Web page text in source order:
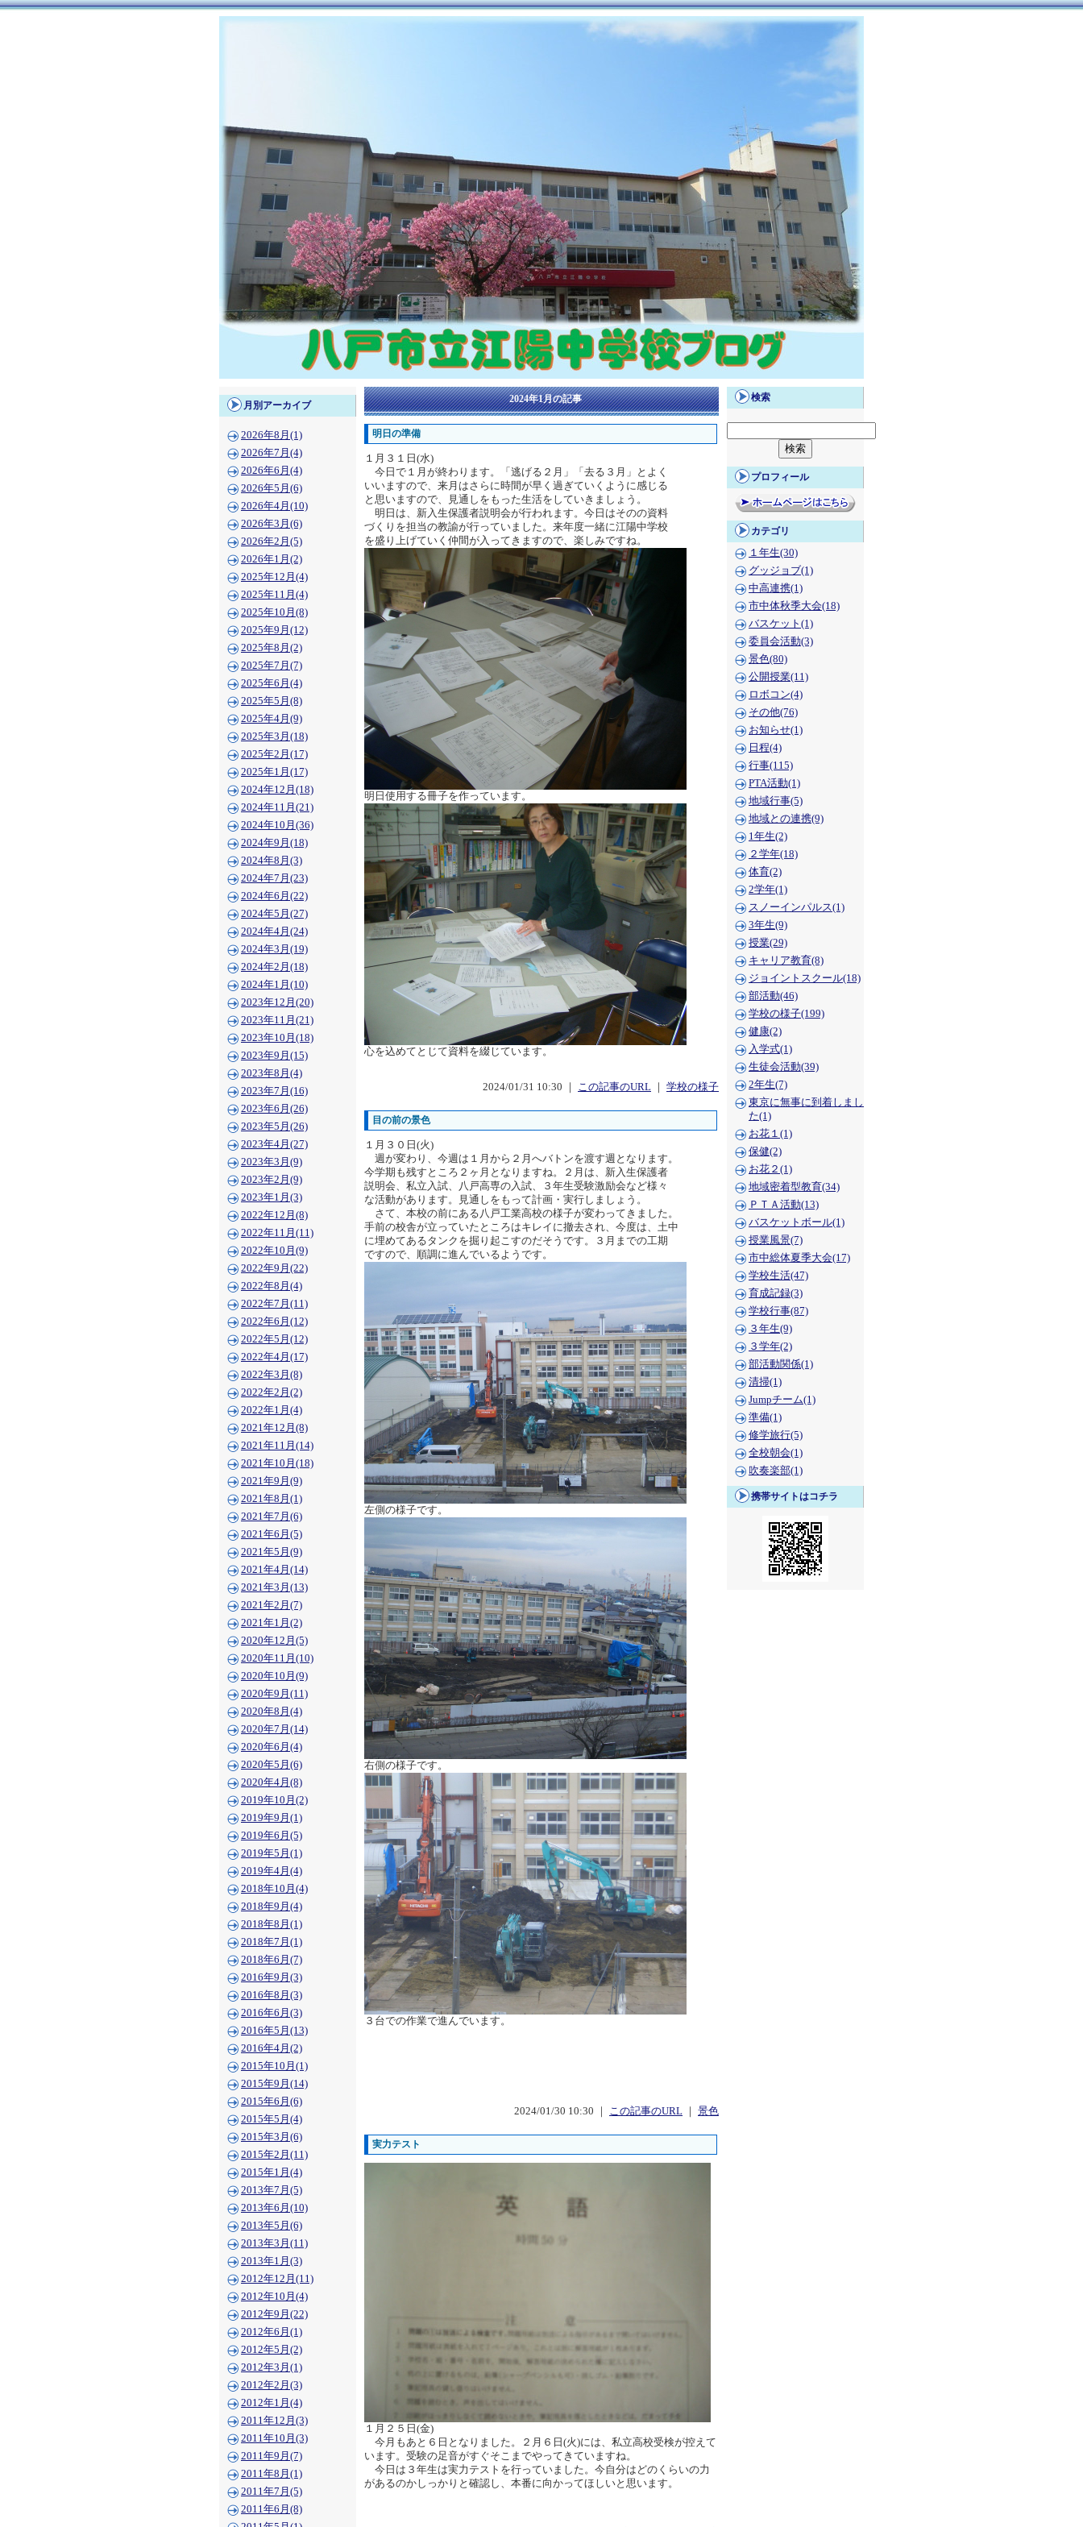
月別アーカイブ
2026年8月(1)
2026年7月(4)
2026年6月(4)
2026年5月(6)
2026年4月(10)
2026年3月(6)
2026年2月(5)
2026年1月(2)
2025年12月(4)
2025年11月(4)
2025年10月(8)
2025年9月(12)
2025年8月(2)
2025年7月(7)
2025年6月(4)
2025年5月(8)
2025年4月(9)
2025年3月(18)
2025年2月(17)
2025年1月(17)
2024年12月(18)
2024年11月(21)
2024年10月(36)
2024年9月(18)
2024年8月(3)
2024年7月(23)
2024年6月(22)
2024年5月(27)
2024年4月(24)
2024年3月(19)
2024年2月(18)
2024年1月(10)
2023年12月(20)
2023年11月(21)
2023年10月(18)
2023年9月(15)
2023年8月(4)
2023年7月(16)
2023年6月(26)
2023年5月(26)
2023年4月(27)
2023年3月(9)
2023年2月(9)
2023年1月(3)
2022年12月(8)
2022年11月(11)
2022年10月(9)
2022年9月(22)
2022年8月(4)
2022年7月(11)
2022年6月(12)
2022年5月(12)
2022年4月(17)
2022年3月(8)
2022年2月(2)
2022年1月(4)
2021年12月(8)
2021年11月(14)
2021年10月(18)
2021年9月(9)
2021年8月(1)
2021年7月(6)
2021年6月(5)
2021年5月(9)
2021年4月(14)
2021年3月(13)
2021年2月(7)
2021年1月(2)
2020年12月(5)
2020年11月(10)
2020年10月(9)
2020年9月(11)
2020年8月(4)
2020年7月(14)
2020年6月(4)
2020年5月(6)
2020年4月(8)
2019年10月(2)
2019年9月(1)
2019年6月(5)
2019年5月(1)
2019年4月(4)
2018年10月(4)
2018年9月(4)
2018年8月(1)
2018年7月(1)
2018年6月(7)
2016年9月(3)
2016年8月(3)
2016年6月(3)
2016年5月(13)
2016年4月(2)
2015年10月(1)
2015年9月(14)
2015年6月(6)
2015年5月(4)
2015年3月(6)
2015年2月(11)
2015年1月(4)
2013年7月(5)
2013年6月(10)
2013年5月(6)
2013年3月(11)
2013年1月(3)
2012年12月(11)
2012年10月(4)
2012年9月(22)
2012年6月(1)
2012年5月(2)
2012年3月(1)
2012年2月(3)
2012年1月(4)
2011年12月(3)
2011年10月(3)
2011年9月(7)
2011年8月(1)
2011年7月(5)
2011年6月(8)
検索
プロフィール
カテゴリ
１年生(30)
グッジョブ(1)
中高連携(1)
市中体秋季大会(18)
バスケット(1)
委員会活動(3)
景色(80)
公開授業(11)
ロボコン(4)
その他(76)
お知らせ(1)
日程(4)
行事(115)
PTA活動(1)
地域行事(5)
地域との連携(9)
1年生(2)
２学年(18)
体育(2)
2学年(1)
スノーインパルス(1)
3年生(9)
授業(29)
キャリア教育(8)
ジョイントスクール(18)
部活動(46)
学校の様子(199)
健康(2)
入学式(1)
生徒会活動(39)
2年生(7)
東京に無事に到着しまし
た(1)
お花１(1)
保健(2)
お花２(1)
地域密着型教育(34)
ＰＴＡ活動(13)
バスケットボール(1)
授業風景(7)
市中総体夏季大会(17)
学校生活(47)
育成記録(3)
学校行事(87)
３年生(9)
３学年(2)
部活動関係(1)
清掃(1)
Jumpチーム(1)
準備(1)
修学旅行(5)
全校朝会(1)
吹奏楽部(1)
携帯サイトはコチラ
2024年1月の記事
明日の準備
１月３１日(水)
今日で１月が終わります。「逃げる２月」「去る３月」とよく
いいますので、来月はさらに時間が早く過ぎていくように感じる
と思いますので、見通しをもった生活をしていきましょう。
明日は、新入生保護者説明会が行われます。今日はそのの資料
づくりを担当の教諭が行っていました。来年度一緒に江陽中学校
を盛り上げていく仲間が入ってきますので、楽しみですね。
明日使用する冊子を作っています。
心を込めてとじて資料を綴じています。
2024/01/31 10:30 ｜ この記事のURL 学校の様子
目の前の景色
１月３０日(火)
週が変わり、今週は１月から２月へバトンを渡す週となります。
今学期も残すところ２ヶ月となりますね。２月は、新入生保護者
説明会、私立入試、八戸高専の入試、３年生受験激励会など様々
な活動があります。見通しをもって計画・実行しましょう。
さて、本校の前にある八戸工業高校の様子が変わってきました。
手前の校舎が立っていたところはキレイに撤去され、今度は、土中
に埋めてあるタンクを掘り起こすのだそうです。３月までの工期
ですので、順調に進んでいるようです。
左側の様子です。
右側の様子です。
３台での作業で進んでいます。
2024/01/30 10:30 ｜ この記事のURL 景色
実力テスト
１月２５日(金)
今月もあと６日となりました。２月６日(火)には、私立高校受検が控えて
います。受験の足音がすぐそこまでやってきていますね。
今日は３年生は実力テストを行っていました。今自分はどのくらいの力
があるのかしっかりと確認し、本番に向かってほしいと思います。